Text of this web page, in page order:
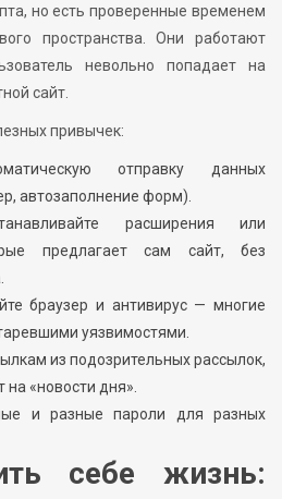
но есть проверенные временем
пространства. Они работают
невольно попадает на
сайт.
привычек:
отправку данных
автозаполнение форм).
расширения или
предлагает сам сайт, без
браузер и антивирус — многие
уязвимостями.
из подозрительных рассылок,
«новости дня».
и разные пароли для разных
себе жизнь: